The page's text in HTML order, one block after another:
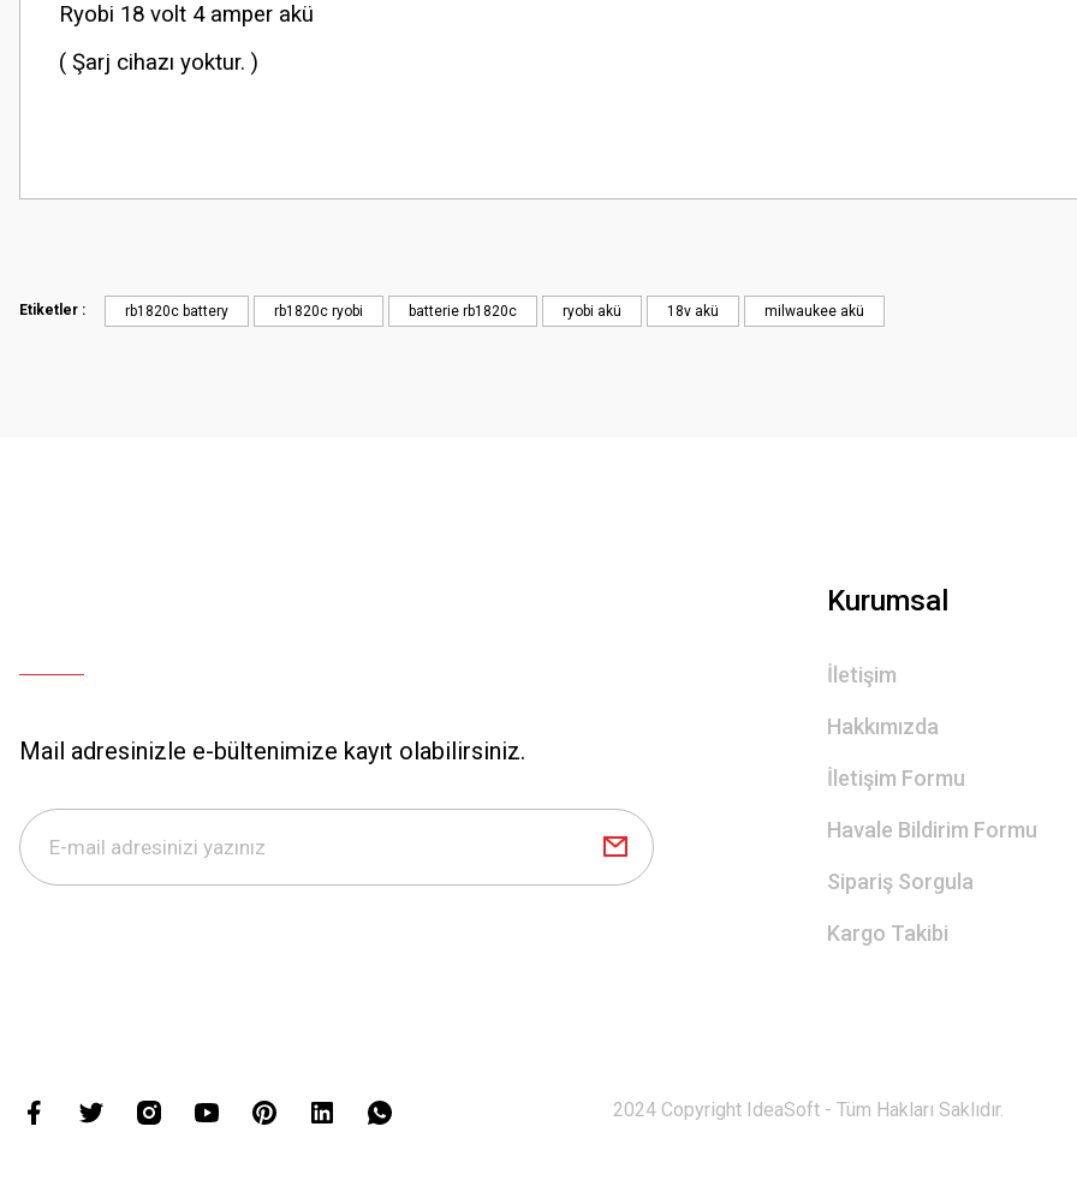
Ryobi 18 volt 4 amper akü
( Şarj cihazı yoktur. )
Etiketler : rb1820c battery rb1820c ryobi batterie rb1820c ryobi akü 18v akü milwaukee akü
Mail adresinizle e-bültenimize kayıt olabilirsiniz.
Kurumsal
İletişim
Hakkımızda
İletişim Formu
Havale Bildirim Formu
Sipariş Sorgula
Kargo Takibi
2024 Copyright IdeaSoft - Tüm Hakları Saklıdır.